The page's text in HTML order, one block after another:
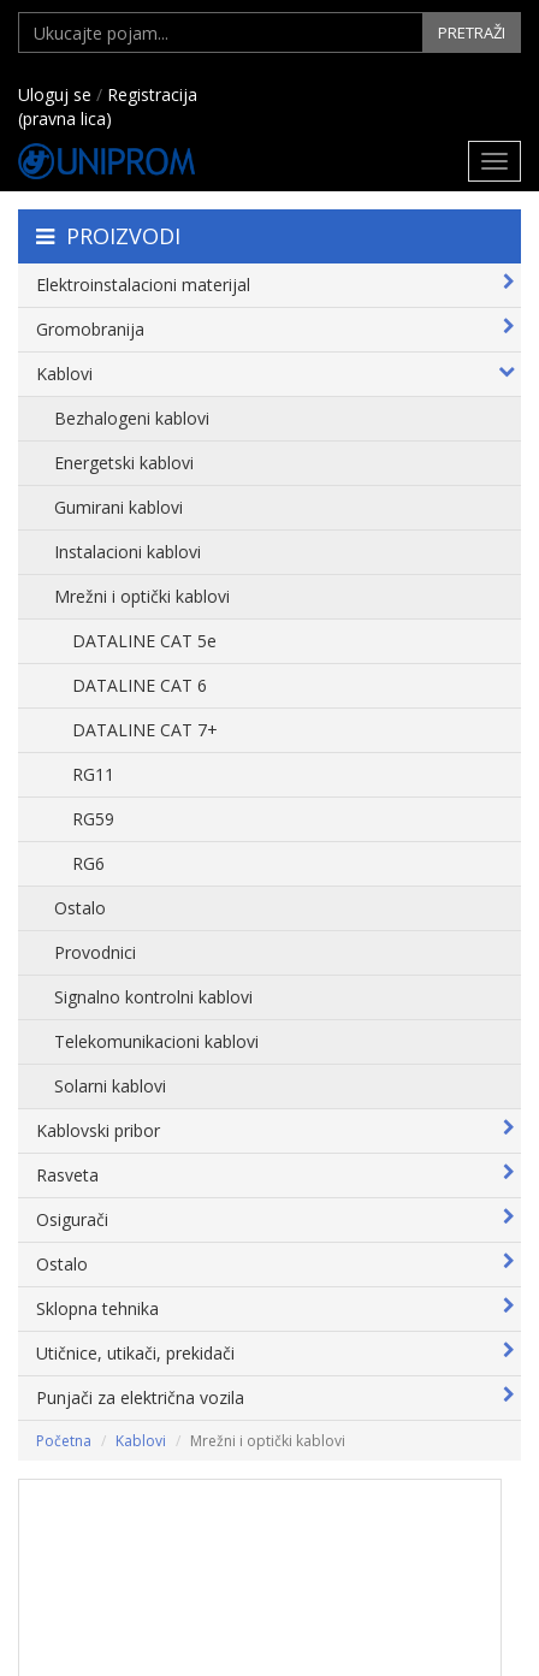
PRETRAŽI
Uloguj se / Registracija
(pravna lica)
PROIZVODI
Elektroinstalacioni materijal
Gromobranija
Kablovi
Bezhalogeni kablovi
Energetski kablovi
Gumirani kablovi
Instalacioni kablovi
Mrežni i optički kablovi
DATALINE CAT 5e
DATALINE CAT 6
DATALINE CAT 7+
RG11
RG59
RG6
Ostalo
Provodnici
Signalno kontrolni kablovi
Telekomunikacioni kablovi
Solarni kablovi
Kablovski pribor
Rasveta
Osigurači
Ostalo
Sklopna tehnika
Utičnice, utikači, prekidači
Punjači za električna vozila
Početna Kablovi Mrežni i optički kablovi